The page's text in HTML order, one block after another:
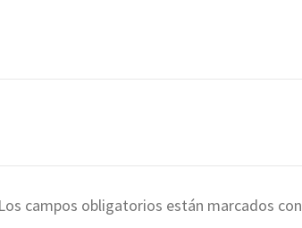
Los campos obligatorios están marcados con